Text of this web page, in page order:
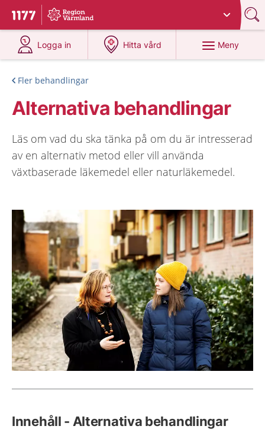
Till startsidan för 1177
Du har valt region
Logga in
på 1177.se
Hitta vård
på 1177.se
Meny
Fler behandlingar
Alternativa behandlingar
Läs om vad du ska tänka på om du är intresserad
av en alternativ metod eller vill använda
växtbaserade läkemedel eller naturläkemedel.
Innehåll - Alternativa behandlingar